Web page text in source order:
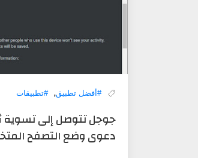
#أفضل تطبيق, #تطبيقات
جوجل تتوصل إلى تسوية
دعوى وضع التصفح